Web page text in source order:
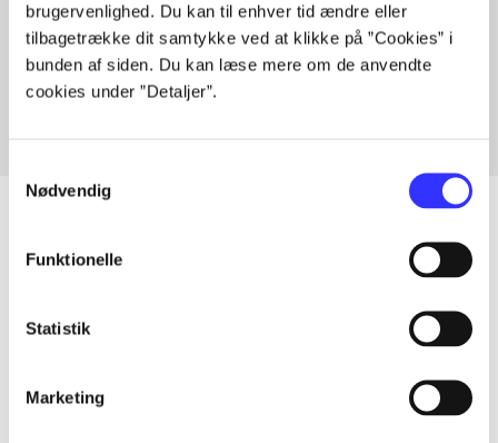
brugervenlighed. Du kan til enhver tid ændre eller
tilbagetrække dit samtykke ved at klikke på ”Cookies” i
bunden af siden. Du kan læse mere om de anvendte
cookies under ”Detaljer”.
Nødvendig
Funktionelle
Statistik
Marketing
Artikler med samme emner
Fra